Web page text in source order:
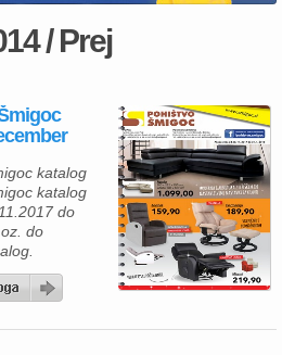
/ Prej
katalog
katalog
do
do